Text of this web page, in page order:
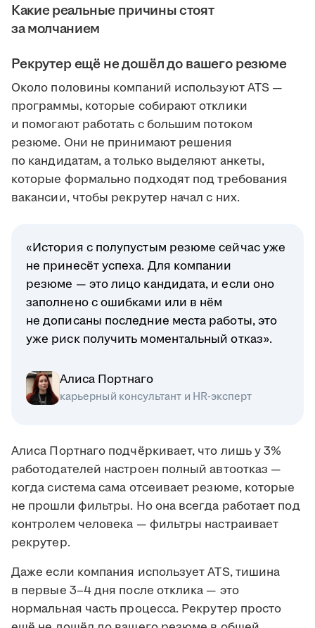
Какие реальные причины стоят
за молчанием
Рекрутер ещё не дошёл до вашего резюме
Около половины компаний используют ATS —
программы, которые собирают отклики
и помогают работать с большим потоком
резюме. Они не принимают решения
по кандидатам, а только выделяют анкеты,
которые формально подходят под требования
вакансии, чтобы рекрутер начал с них.
«История с полупустым резюме сейчас уже
не принесёт успеха. Для компании
резюме — это лицо кандидата, и если оно
заполнено с ошибками или в нём
не дописаны последние места работы, это
уже риск получить моментальный отказ».
Алиса Портнаго
карьерный консультант и HR-эксперт
Алиса Портнаго подчёркивает, что лишь у 3%
работодателей настроен полный автоотказ —
когда система сама отсеивает резюме, которые
не прошли фильтры. Но она всегда работает под
контролем человека — фильтры настраивает
рекрутер.
Даже если компания использует ATS, тишина
в первые 3–4 дня после отклика — это
нормальная часть процесса. Рекрутер просто